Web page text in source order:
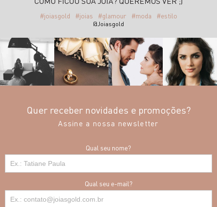
#joiasgold #joias #glamour #moda #estilo
@Joiasgold
Quer receber novidades e promoções?
Assine a nossa newsletter
Qual seu nome?
Qual seu e-mail?